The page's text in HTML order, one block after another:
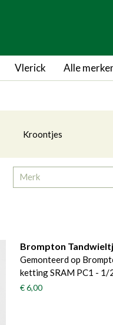
Vlerick Alle
Kroontjes
Merk
Brompton
Gemonteerd op
ketting SRAM PC1 -
€ 6,00